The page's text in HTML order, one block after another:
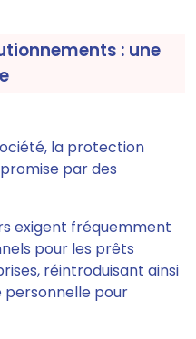
: une
la protection
par des
exigent fréquemment
pour les prêts
réintroduisant ainsi
personnelle pour